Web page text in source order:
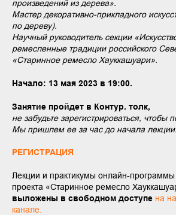
произведений из дерева».
Мастер декоративно-прикладного
по дереву).
Научный руководитель секции
ремесленные традиции российского
«Старинное ремесло Хауккашуари».
Начало: 13 мая 2023 в 19:00.
Занятие пройдет в Контур. толк,
не забудьте зарегистрироваться, чтобы
Мы пришлем ее за час до начала лекции.
РЕГИСТРАЦИЯ
Лекции и практикумы онлайн-
проекта «Старинное ремесло
выложены в свободном доступе на
канале.